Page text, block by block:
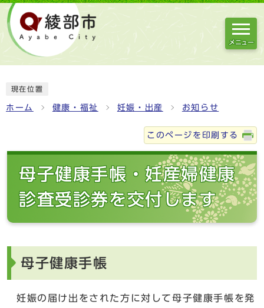
メニュー
現在位置
ホーム 健康・福祉 妊娠・出産 お知らせ
このページを印刷する
母子健康手帳・妊産婦健康
診査受診券を交付します
母子健康手帳
妊娠の届け出をされた方に対して母子健康手帳を発